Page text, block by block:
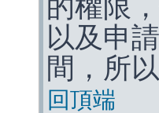
的權限
以及申
間，所
回頂端